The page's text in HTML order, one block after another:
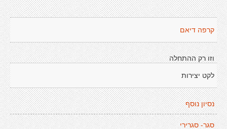
קרפה דיאם
וזו רק ההתחלה
לקט יצירות
נסיון נוסף
סגר- סגרירי